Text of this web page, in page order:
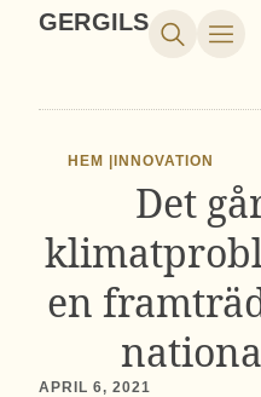
GERGILS
HEM | INNOVATION
Det
en
APRIL 6, 2021